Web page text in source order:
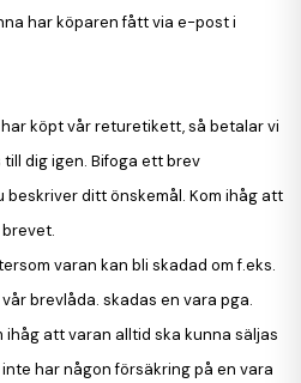
har köparen fått via e-post i
köpt vår returetikett, så betalar vi
dig igen. Bifoga ett brev
beskriver ditt önskemål. Kom ihåg att
varan kan bli skadad om f.eks.
brevlåda. skadas en vara pga.
ihåg att varan alltid ska kunna säljas
har någon försäkring på en vara